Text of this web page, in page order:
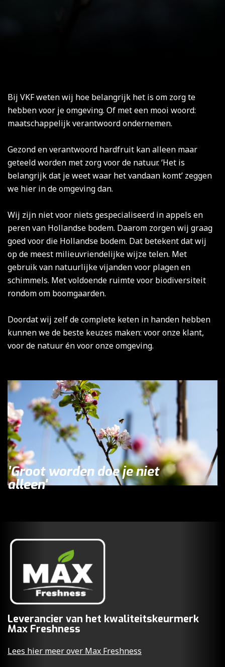
Bij VKF weten wij hoe belangrijk het is om zorg te
hebben voor je omgeving. Of met een mooi woord:
maatschappelijk verantwoord ondernemen.
Gezond en verantwoord hardfruit kan alleen maar
geteeld worden met zorg voor de natuur. ‘Het is
belangrijk dat je weet waar het vandaan komt’ zeggen
we hier in de omgeving dan.
Wij zijn niet voor niets gespecialiseerd in appels en
peren van Hollandse bodem. Daarom zorgen wij graag
goed voor die Hollandse bodem. Dat betekent dat wij
op de meest milieuvriendelijke wijze telen. Met
gebruik van natuurlijke vijanden voor plagen en
schimmels. Met voldoende ruimte voor biodiversiteit
rondom om boomgaarden.
Doordat wij zelf de complete keten in handen hebben
kunnen we de beste keuzes maken: voor onze klant,
voor de natuur én voor onze omgeving.
'Groot worden doe je niet
alleen'
Leverancier van het kwaliteitskeurmerk
Max Freshness
Lees hier meer over Max Freshness